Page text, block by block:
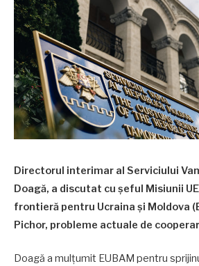
Directorul interimar al Serviciului
Doagă, a discutat cu şeful Misiunii
frontieră pentru Ucraina şi Moldova
Pichor, probleme actuale de
Doagă a mulţumit EUBAM pentru